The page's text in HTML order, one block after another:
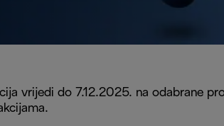
vrijedi do 7.12.2025. na odabrane